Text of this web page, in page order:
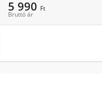
5 990 Ft
Bruttó ár